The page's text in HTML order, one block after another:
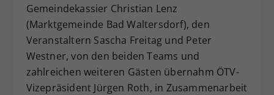
Gemeindekassier Christian Lenz
(Marktgemeinde Bad Waltersdorf), den
Veranstaltern Sascha Freitag und Peter
Westner, von den beiden Teams und
zahlreichen weiteren Gästen übernahm ÖTV-
Vizepräsident Jürgen Roth, in Zusammenarbeit